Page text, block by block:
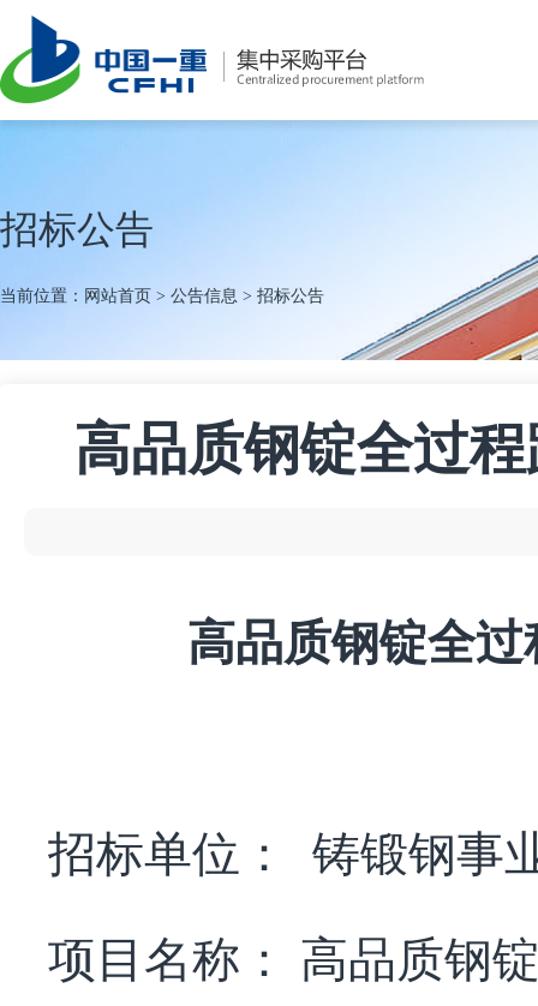
招标公告
当前位置： 网站首页 > 公告信息 > 招标公告
高品质钢锭全过
高品质钢锭全
招标单位：
铸锻钢事
项目名称：
高品质钢